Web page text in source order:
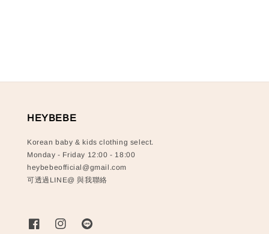
HEYBEBE
Korean baby & kids clothing select.
Monday - Friday 12:00 - 18:00
heybebeofficial@gmail.com
可透過LINE@ 與我聯絡